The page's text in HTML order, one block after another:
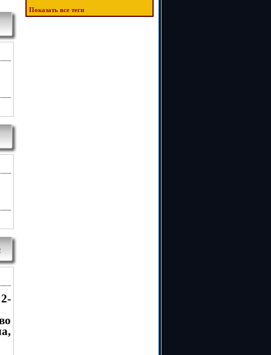
Показать все теги